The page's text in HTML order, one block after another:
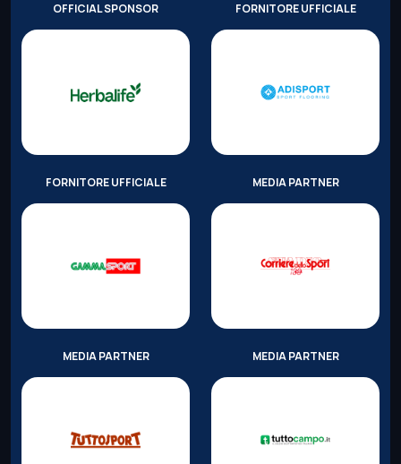
OFFICIAL SPONSOR FORNITORE UFFICIALE
FORNITORE UFFICIALE MEDIA PARTNER
MEDIA PARTNER MEDIA PARTNER